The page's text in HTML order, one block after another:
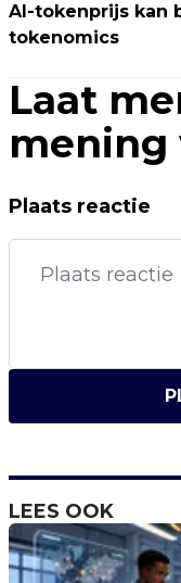
AI-tokenprijs kan
tokenomics
Laat
mening
Plaats reactie
LEES OOK